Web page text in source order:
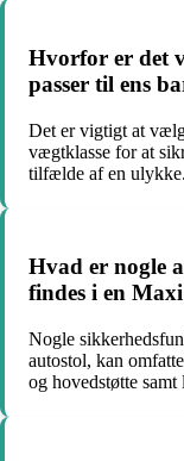
Hvorfor er det
passer til ens
Det er vigtigt at
vægtklasse for at
tilfælde af en ulykke.
Hvad er nogle
findes i en
Nogle
autostol, kan
og hovedstøtte